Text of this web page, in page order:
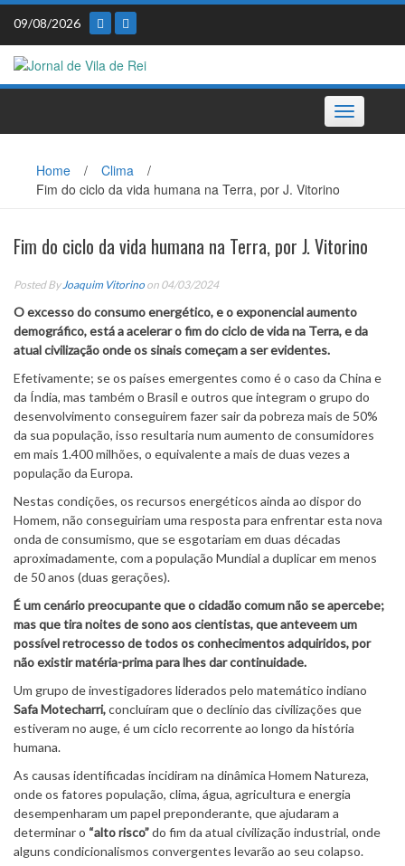
Skip
content
09/08/2026
Toggle
navigation
Home / Clima
/
Fim do ciclo da vida humana na Terra, por J. Vitorino
Fim do ciclo da vida humana na Terra, por J. Vitorino
Posted By Joaquim Vitorino on 04/03/2024
O excesso do consumo energético, e o exponencial aumento
demográfico, está a acelerar o fim do ciclo de vida na Terra, e da
atual civilização onde os sinais começam a ser evidentes.
Efetivamente; se os países emergentes como é o caso da China e
da Índia, mas também o Brasil e outros que integram o grupo do
desenvolvimento conseguirem fazer sair da pobreza mais de 50%
da sua população, isso resultaria num aumento de consumidores
em mais 1.400 milhões, o equivalente a mais de duas vezes a
população da Europa.
Nestas condições, os recursos energéticos ainda ao dispor do
Homem, não conseguiriam uma resposta para enfrentar esta nova
onda de consumismo, que se esgotariam em duas décadas
aproximadamente, com a população Mundial a duplicar em menos
de 50 anos (duas gerações).
É um cenário preocupante que o cidadão comum não se apercebe;
mas que tira noites de sono aos cientistas, que anteveem um
possível retrocesso de todos os conhecimentos adquiridos, por
não existir matéria-prima para lhes dar continuidade.
Um grupo de investigadores liderados pelo matemático indiano
Safa Motecharri,concluíram que o declínio das civilizações que
estiveram no auge, é um ciclo recorrente ao longo da história
humana.
As causas identificadas incidiram na dinâmica Homem Natureza,
onde os fatores população, clima, água, agricultura e energia
desempenharam um papel preponderante, que ajudaram a
determinar o “alto risco”do fim da atual civilização industrial, onde
alguns condicionalismos convergentes levarão ao seu colapso.